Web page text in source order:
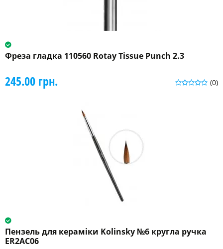
Фреза гладка 110560 Rotay Tissue Punch 2.3
(0)
245.00 грн.
Пензель для кераміки Kolinsky №6 кругла ручка
ER2AC06